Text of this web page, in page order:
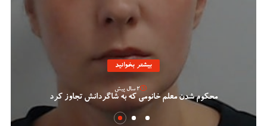
بیشتر بخوانید
محکوم شدن معلم خانومی که به شاگردانش تجاوز کرد
2 سال پیش